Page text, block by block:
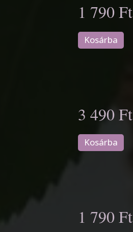
1 790 Ft
Kosárba
3 490 Ft
Kosárba
1 790 Ft